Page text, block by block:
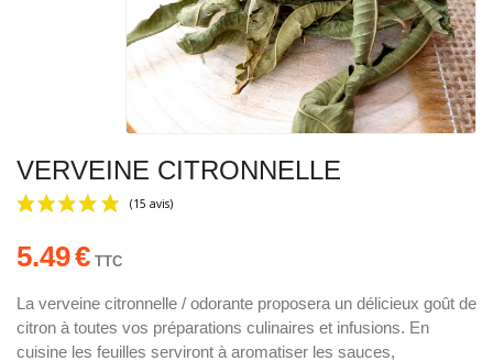
VERVEINE CITRONNELLE
(15 avis)
5.49€ TTC
La verveine citronnelle / odorante proposera un délicieux goût de
citron à toutes vos préparations culinaires et infusions. En
cuisine les feuilles serviront à aromatiser les sauces,